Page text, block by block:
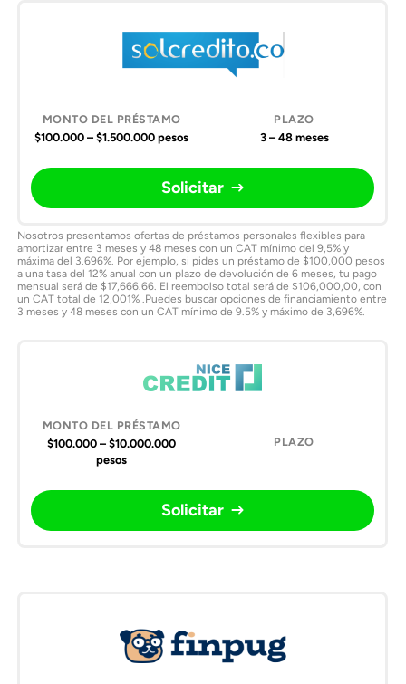
$100.000 – $1.500.000 pesos 3 – 48 meses
Solicitar
Nosotros presentamos ofertas de préstamos personales flexibles para
amortizar entre 3 meses y 48 meses con un CAT mínimo del 9,5% y
máxima del 3.696%. Por ejemplo, si pides un préstamo de $100,000 pesos
a una tasa del 12% anual con un plazo de devolución de 6 meses, tu pago
mensual será de $17,666.66. El reembolso total será de $106,000,00, con
un CAT total de 12,001% .Puedes buscar opciones de financiamiento entre
3 meses y 48 meses con un CAT mínimo de 9.5% y máximo de 3,696%.
$100.000 – $10.000.000
pesos
Solicitar